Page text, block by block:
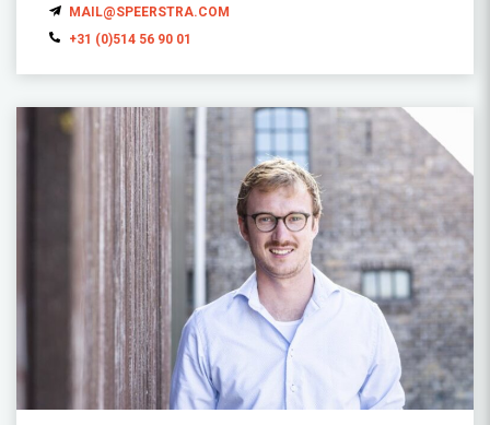
MAIL@SPEERSTRA.COM
+31 (0)514 56 90 01